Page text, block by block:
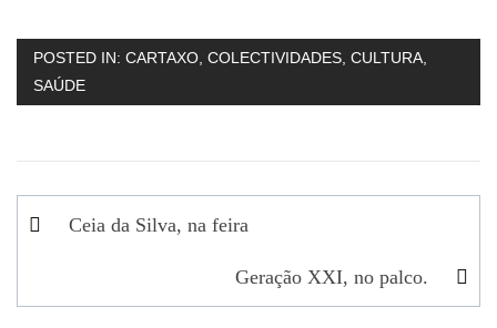
POSTED IN: CARTAXO COLECTIVIDADES CULTURA
SAÚDE
Navegação
Ceia da Silva, na feira
Geração XXI, no palco.